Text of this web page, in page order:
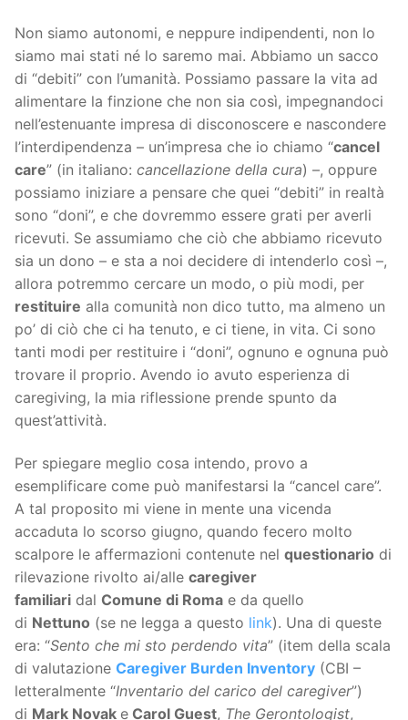
Non siamo autonomi, e neppure indipendenti, non lo
siamo mai stati né lo saremo mai. Abbiamo un sacco
di “debiti” con l’umanità. Possiamo passare la vita ad
alimentare la finzione che non sia così, impegnandoci
nell’estenuante impresa di disconoscere e nascondere
l’interdipendenza – un’impresa che io chiamo “cancel
care” (in italiano: cancellazione della cura) –, oppure
possiamo iniziare a pensare che quei “debiti” in realtà
sono “doni”, e che dovremmo essere grati per averli
ricevuti. Se assumiamo che ciò che abbiamo ricevuto
sia un dono – e sta a noi decidere di intenderlo così –,
allora potremmo cercare un modo, o più modi, per
restituire alla comunità non dico tutto, ma almeno un
po’ di ciò che ci ha tenuto, e ci tiene, in vita. Ci sono
tanti modi per restituire i “doni”, ognuno e ognuna può
trovare il proprio. Avendo io avuto esperienza di
caregiving, la mia riflessione prende spunto da
quest’attività.
Per spiegare meglio cosa intendo, provo a
esemplificare come può manifestarsi la “cancel care”.
A tal proposito mi viene in mente una vicenda
accaduta lo scorso giugno, quando fecero molto
scalpore le affermazioni contenute nel questionario di
rilevazione rivolto ai/alle caregiver
familiari dal Comune di Roma e da quello
di Nettuno (se ne legga a questo link). Una di queste
era: “Sento che mi sto perdendo vita” (item della scala
di valutazione Caregiver Burden Inventory (CBI –
letteralmente “Inventario del carico del caregiver”)
di Mark Novak e Carol Guest, The Gerontologist,